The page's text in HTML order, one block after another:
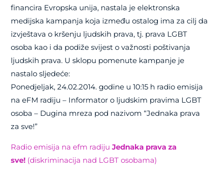
financira Evropska unija, nastala je elektronska
medijska kampanja koja između ostalog ima za cilj da
izvještava o kršenju ljudskih prava, tj. prava LGBT
osoba kao i da podiže svijest o važnosti poštivanja
ljudskih prava. U sklopu pomenute kampanje je
nastalo sljedeće:
Ponedjeljak, 24.02.2014. godine u 10:15 h radio emisija
na eFM radiju – Informator o ljudskim pravima LGBT
osoba – Dugina mreza pod nazivom “Jednaka prava
za sve!”
Radio emisija na efm radiju Jednaka prava za
sve! (diskriminacija nad LGBT osobama)